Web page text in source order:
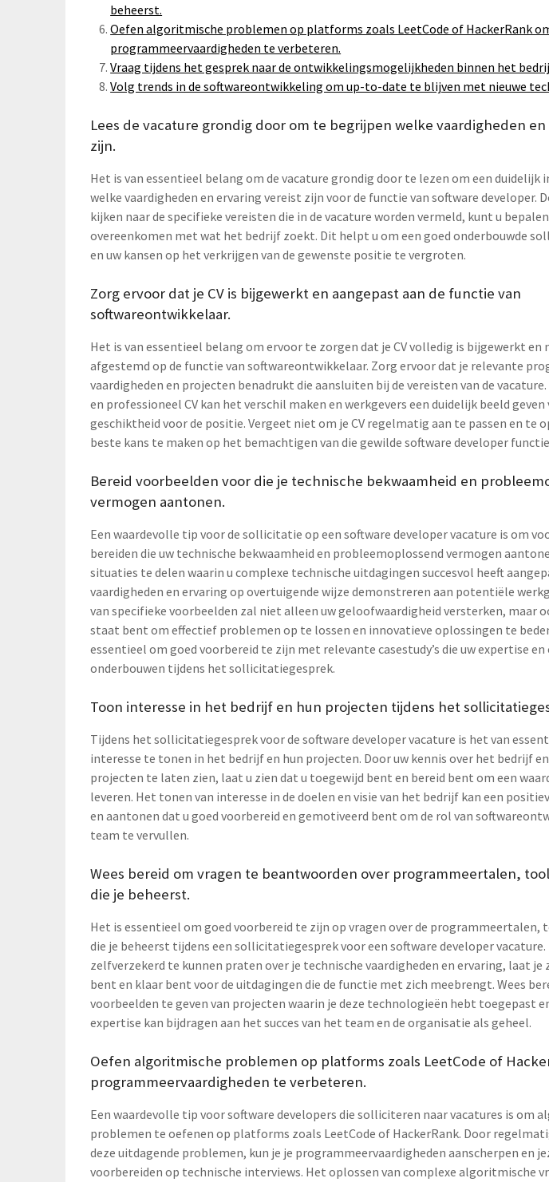
beheerst.
Oefen algoritmische problemen op platforms zoals LeetCode of HackerRank
programmeervaardigheden te verbeteren.
Vraag tijdens het gesprek naar de ontwikkelingsmogelijkheden binnen het
Volg trends in de softwareontwikkeling om up-to-date te blijven met nieuwe
Lees de vacature grondig door om te begrijpen welke vaardigheden
zijn.
Het is van essentieel belang om de vacature grondig door te lezen om een duidelijk
welke vaardigheden en ervaring vereist zijn voor de functie van software developer.
kijken naar de specifieke vereisten die in de vacature worden vermeld, kunt u
overeenkomen met wat het bedrijf zoekt. Dit helpt u om een goed onderbouwde
en uw kansen op het verkrijgen van de gewenste positie te vergroten.
Zorg ervoor dat je CV is bijgewerkt en aangepast aan de functie van
softwareontwikkelaar.
Het is van essentieel belang om ervoor te zorgen dat je CV volledig is bijgewerkt en
afgestemd op de functie van softwareontwikkelaar. Zorg ervoor dat je relevante
vaardigheden en projecten benadrukt die aansluiten bij de vereisten van de
en professioneel CV kan het verschil maken en werkgevers een duidelijk beeld geven
geschiktheid voor de positie. Vergeet niet om je CV regelmatig aan te passen en te
beste kans te maken op het bemachtigen van die gewilde software developer
Bereid voorbeelden voor die je technische bekwaamheid en
vermogen aantonen.
Een waardevolle tip voor de sollicitatie op een software developer vacature is om
bereiden die uw technische bekwaamheid en probleemoplossend vermogen
situaties te delen waarin u complexe technische uitdagingen succesvol heeft
vaardigheden en ervaring op overtuigende wijze demonstreren aan potentiële
van specifieke voorbeelden zal niet alleen uw geloofwaardigheid versterken, maar
staat bent om effectief problemen op te lossen en innovatieve oplossingen te
essentieel om goed voorbereid te zijn met relevante casestudy’s die uw expertise
onderbouwen tijdens het sollicitatiegesprek.
Toon interesse in het bedrijf en hun projecten tijdens het
Tijdens het sollicitatiegesprek voor de software developer vacature is het van
interesse te tonen in het bedrijf en hun projecten. Door uw kennis over het bedrijf
projecten te laten zien, laat u zien dat u toegewijd bent en bereid bent om een
leveren. Het tonen van interesse in de doelen en visie van het bedrijf kan een
en aantonen dat u goed voorbereid en gemotiveerd bent om de rol van
team te vervullen.
Wees bereid om vragen te beantwoorden over programmeertalen,
die je beheerst.
Het is essentieel om goed voorbereid te zijn op vragen over de programmeertalen,
die je beheerst tijdens een sollicitatiegesprek voor een software developer vacature.
zelfverzekerd te kunnen praten over je technische vaardigheden en ervaring, laat je
bent en klaar bent voor de uitdagingen die de functie met zich meebrengt. Wees
voorbeelden te geven van projecten waarin je deze technologieën hebt toegepast
expertise kan bijdragen aan het succes van het team en de organisatie als geheel.
Oefen algoritmische problemen op platforms zoals LeetCode of
programmeervaardigheden te verbeteren.
Een waardevolle tip voor software developers die solliciteren naar vacatures is om
problemen te oefenen op platforms zoals LeetCode of HackerRank. Door
deze uitdagende problemen, kun je je programmeervaardigheden aanscherpen en
voorbereiden op technische interviews. Het oplossen van complexe algoritmische